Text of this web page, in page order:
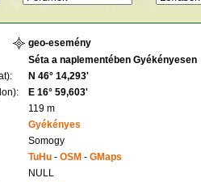
geo-esemény
Séta a naplementében Gyékényesen
N 46° 14,293'
E 16° 59,603'
119 m
Gyékényes
Somogy
TuHu - OSM - GMaps
NULL